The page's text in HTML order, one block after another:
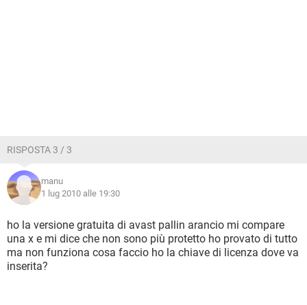
RISPOSTA 3 / 3
manu
1 lug 2010 alle 19:30
ho la versione gratuita di avast pallin arancio mi compare
una x e mi dice che non sono più protetto ho provato di tutto
ma non funziona cosa faccio ho la chiave di licenza dove va
inserita?